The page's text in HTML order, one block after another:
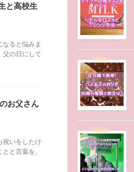
と高校生
なると悩みま
父の日にして
お父さん
祝いをしたけ
と言葉を、